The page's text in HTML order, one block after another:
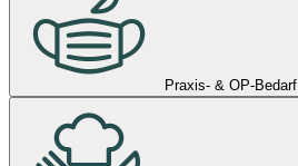
Praxis- & OP-Bedarf